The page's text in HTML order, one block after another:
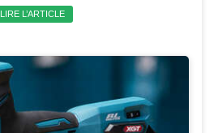
LIRE L’ARTICLE